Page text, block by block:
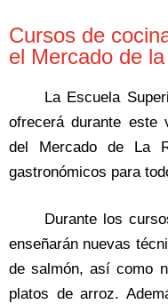
Cursos de
el Mercado de
La Escuela
ofrecerá durante este
del Mercado de La
gastronómicos para
Durante los
enseñarán nuevas
de salmón, así como
platos de arroz.